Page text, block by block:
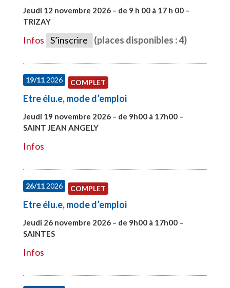
Jeudi 12 novembre 2026 – de 9 h 00 à 17 h 00 –
TRIZAY
Infos S’inscrire (places disponibles : 4)
19/112026 COMPLET
Etre élu.e, mode d’emploi
Jeudi 19 novembre 2026 – de 9h00 à 17h00 –
SAINT JEAN ANGELY
Infos
26/112026 COMPLET
Etre élu.e, mode d’emploi
Jeudi 26 novembre 2026 – de 9h00 à 17h00 –
SAINTES
Infos